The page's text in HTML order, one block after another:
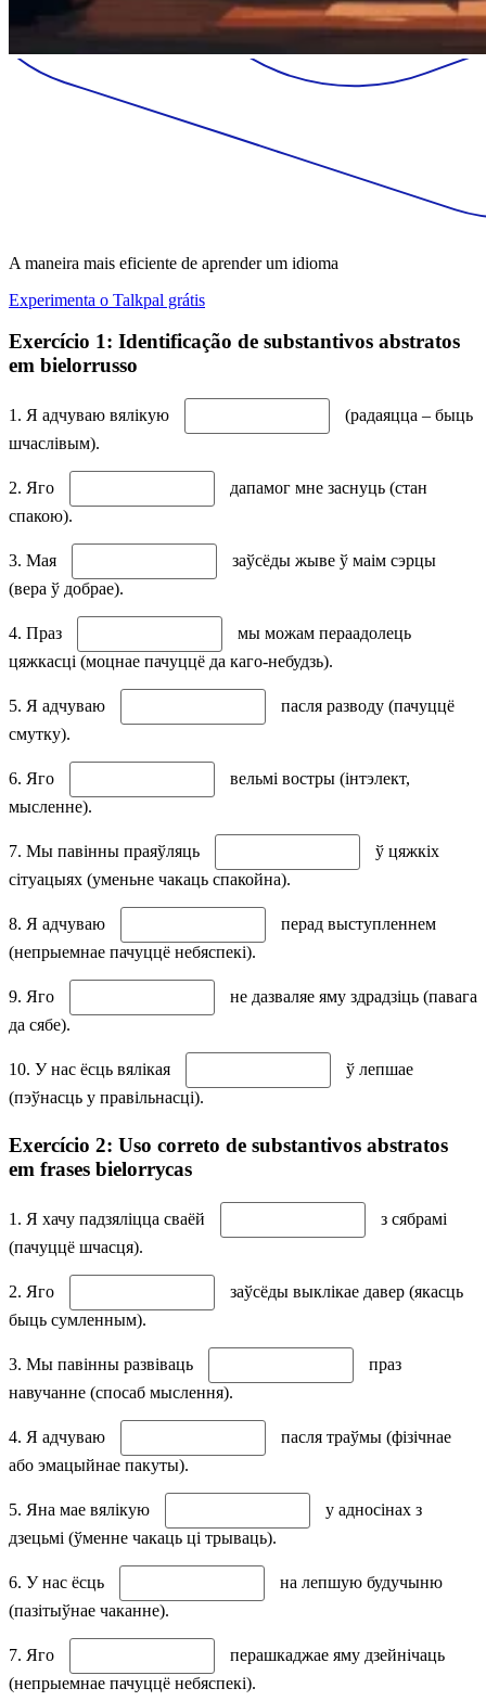
A maneira mais eficiente de aprender um idioma
Experimenta o Talkpal grátis
Exercício 1: Identificação de substantivos abstratos
em bielorrusso
1. Я адчуваю вялікую
(радаяцца – быць
шчаслівым).
2. Яго
дапамог мне заснуць (стан
спакою).
3. Мая
заўсёды жыве ў маім сэрцы
(вера ў добрае).
4. Праз
мы можам пераадолець
цяжкасці (моцнае пачуццё да каго-небудзь).
5. Я адчуваю
пасля разводу (пачуццё
смутку).
6. Яго
вельмі востры (інтэлект,
мысленне).
7. Мы павінны праяўляць
ў цяжкіх
сітуацыях (уменьне чакаць спакойна).
8. Я адчуваю
перад выступленнем
(непрыемнае пачуццё небяспекі).
9. Яго
не дазваляе яму здрадзіць (павага
да сябе).
10. У нас ёсць вялікая
ў лепшае
(пэўнасць у правільнасці).
Exercício 2: Uso correto de substantivos abstratos
em frases bielorrусas
1. Я хачу падзяліцца сваёй
з сябрамі
(пачуццё шчасця).
2. Яго
заўсёды выклікае давер (якасць
быць сумленным).
3. Мы павінны развіваць
праз
навучанне (спосаб мыслення).
4. Я адчуваю
пасля траўмы (фізічнае
або эмацыйнае пакуты).
5. Яна мае вялікую
у адносінах з
дзецьмі (ўменне чакаць ці трываць).
6. У нас ёсць
на лепшую будучыню
(пазітыўнае чаканне).
7. Яго
перашкаджае яму дзейнічаць
(непрыемнае пачуццё небяспекі).